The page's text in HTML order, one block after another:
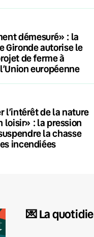
démesuré» : la
Gironde autorise le
de ferme à
européenne
l’intérêt de la nature
loisir» : la pression
la chasse
incendiées
💌 La